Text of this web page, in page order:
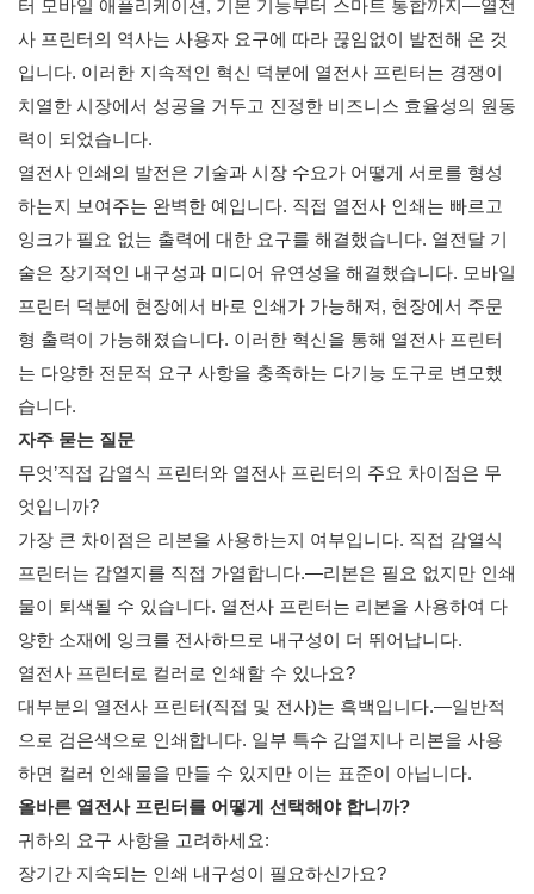
터 모바일 애플리케이션, 기본 기능부터 스마트 통합까지—열전
사 프린터의 역사는 사용자 요구에 따라 끊임없이 발전해 온 것
입니다. 이러한 지속적인 혁신 덕분에 열전사 프린터는 경쟁이
치열한 시장에서 성공을 거두고 진정한 비즈니스 효율성의 원동
력이 되었습니다.
열전사 인쇄의 발전은 기술과 시장 수요가 어떻게 서로를 형성
하는지 보여주는 완벽한 예입니다. 직접 열전사 인쇄는 빠르고
잉크가 필요 없는 출력에 대한 요구를 해결했습니다. 열전달 기
술은 장기적인 내구성과 미디어 유연성을 해결했습니다. 모바일
프린터 덕분에 현장에서 바로 인쇄가 가능해져, 현장에서 주문
형 출력이 가능해졌습니다. 이러한 혁신을 통해 열전사 프린터
는 다양한 전문적 요구 사항을 충족하는 다기능 도구로 변모했
습니다.
자주 묻는 질문
무엇’직접 감열식 프린터와 열전사 프린터의 주요 차이점은 무
엇입니까?
가장 큰 차이점은 리본을 사용하는지 여부입니다. 직접 감열식
프린터는 감열지를 직접 가열합니다.—리본은 필요 없지만 인쇄
물이 퇴색될 수 있습니다. 열전사 프린터는 리본을 사용하여 다
양한 소재에 잉크를 전사하므로 내구성이 더 뛰어납니다.
열전사 프린터로 컬러로 인쇄할 수 있나요?
대부분의 열전사 프린터(직접 및 전사)는 흑백입니다.—일반적
으로 검은색으로 인쇄합니다. 일부 특수 감열지나 리본을 사용
하면 컬러 인쇄물을 만들 수 있지만 이는 표준이 아닙니다.
올바른 열전사 프린터를 어떻게 선택해야 합니까?
귀하의 요구 사항을 고려하세요:
장기간 지속되는 인쇄 내구성이 필요하신가요?